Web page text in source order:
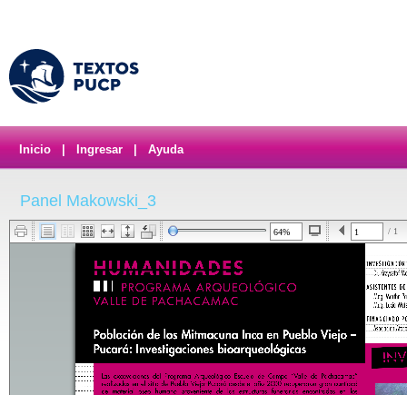
Inicio Ingresar Ayuda
Panel Makowski_3
/ 1